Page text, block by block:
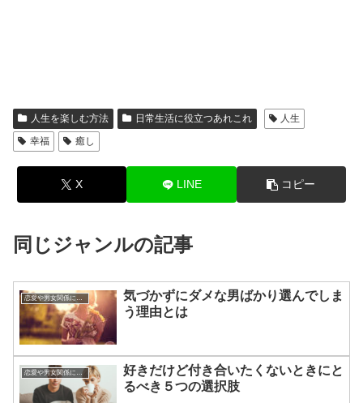
人生を楽しむ方法 日常生活に役立つあれこれ
人生
幸福
癒し
X LINE コピー
同じジャンルの記事
気づかずにダメな男ばかり選んでしま
う理由とは
恋愛や男女関係についてのあれこれ
好きだけど付き合いたくないときにと
るべき５つの選択肢